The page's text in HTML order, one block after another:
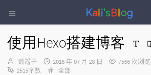
使用Hexo搭建博客
博
主：
逍遥子
发
布
2018 年 07 月 28 日 7566 次浏览
2515字数
分
全部